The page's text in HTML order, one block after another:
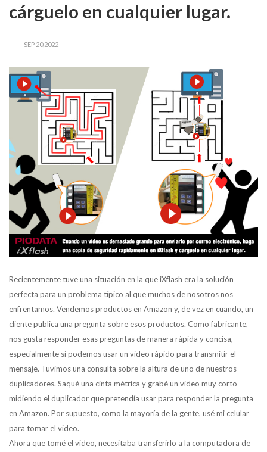
cárguelo en cualquier lugar.
SEP 20,2022
Recientemente tuve una situación en la que iXflash era la solución
perfecta para un problema típico al que muchos de nosotros nos
enfrentamos. Vendemos productos en Amazon y, de vez en cuando, un
cliente publica una pregunta sobre esos productos. Como fabricante,
nos gusta responder esas preguntas de manera rápida y concisa,
especialmente si podemos usar un video rápido para transmitir el
mensaje. Tuvimos una consulta sobre la altura de uno de nuestros
duplicadores. Saqué una cinta métrica y grabé un video muy corto
midiendo el duplicador que pretendía usar para responder la pregunta
en Amazon. Por supuesto, como la mayoría de la gente, usé mi celular
para tomar el video.
Ahora que tomé el video, necesitaba transferirlo a la computadora de